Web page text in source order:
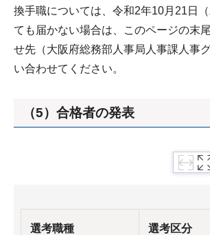
換手職については、令和2年10月21日
ても届かない場合は、このページの末
せ先（大阪府総務部人事局人事課人事
い合わせてください。
（5）合格者の発表
選考職種 選考区分